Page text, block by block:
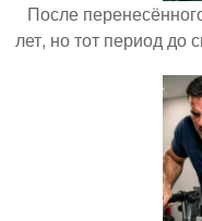
После
лет, но тот период до